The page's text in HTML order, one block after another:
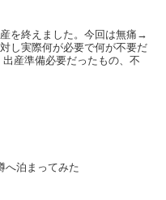
を終えました。今回は無痛→
し実際何が必要で何が不要だ
産準備必要だったもの、不
へ泊まってみた